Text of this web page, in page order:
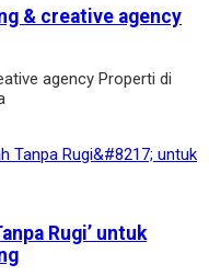
& creative agency
agency Properti di
Rugi’ untuk